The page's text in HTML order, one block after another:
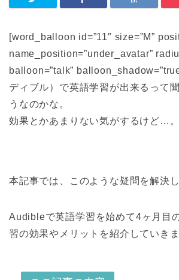
[word_balloon id=”11″ size=”M”
name_position=”under_avatar”
balloon=”talk”
ディブル）で英語学習が出来るって
うなのかな。
効果とかあまりない気がするけど…
本記事では、このような疑問を解決
Audibleで英語学習を始めて4ヶ月目
習の効果やメリットを紹介していきま